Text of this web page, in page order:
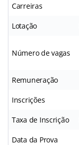
Carreiras
Lotação
Número de vagas
Remuneração
Inscrições
Taxa de Inscrição
Data da Prova